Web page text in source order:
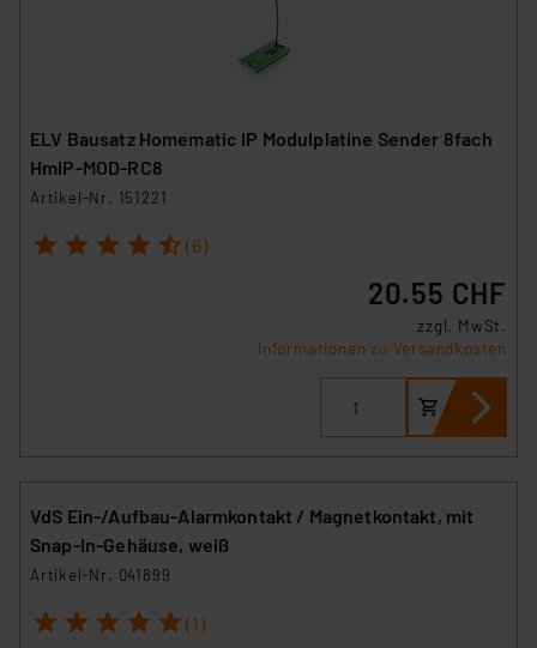
ELV Bausatz Homematic IP Modulplatine Sender 8fach
HmIP-MOD-RC8
Artikel-Nr. 151221
1 2 3 4 5 (6)
20.55 CHF
zzgl. MwSt.
Informationen zu Versandkosten
VdS Ein-/Aufbau-Alarmkontakt / Magnetkontakt, mit
Snap-In-Gehäuse, weiß
Artikel-Nr. 041899
1 2 3 4 5 (1)